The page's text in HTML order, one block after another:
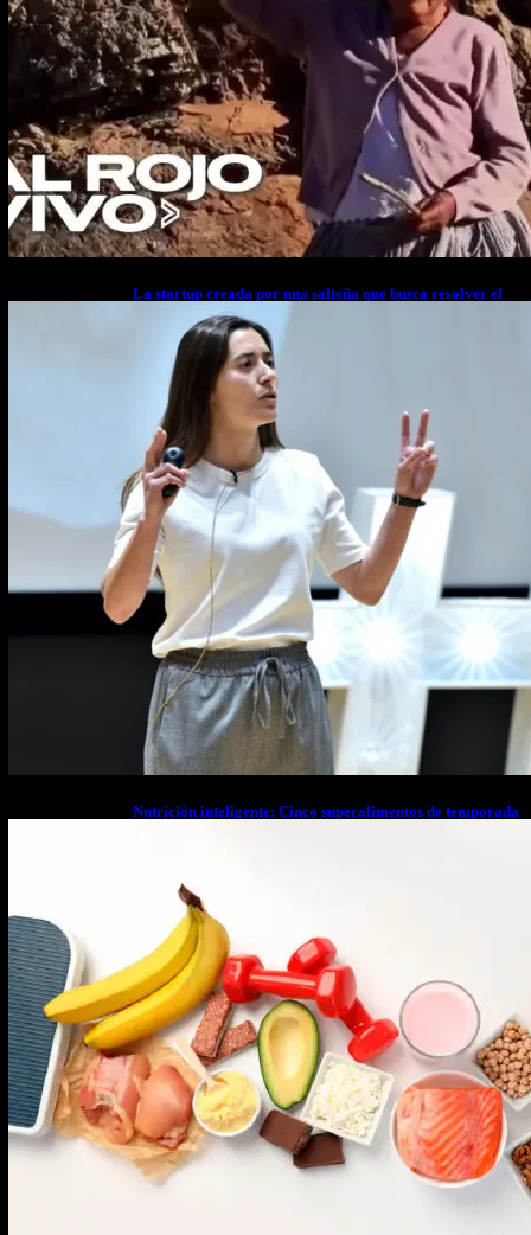
La startup creada por una salteña que busca resolver el
estrés financiero en Latinoamérica
Nutrición inteligente: Cinco superalimentos de temporada